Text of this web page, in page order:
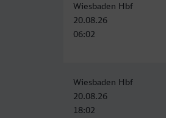
Wiesbaden Hbf
20.08.26
06:02
Wiesbaden Hbf
20.08.26
18:02